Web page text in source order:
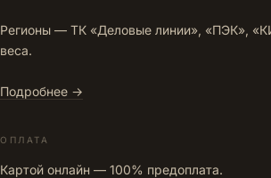
Регионы — ТК «Деловые линии», «ПЭК»,
веса.
Подробнее →
ОПЛАТА
Картой онлайн — 100% предоплата.